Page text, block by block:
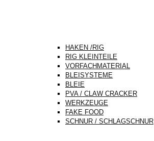
HAKEN /RIG
RIG KLEINTEILE
VORFACHMATERIAL
BLEISYSTEME
BLEIE
PVA / CLAW CRACKER
WERKZEUGE
FAKE FOOD
SCHNUR / SCHLAGSCHNUR